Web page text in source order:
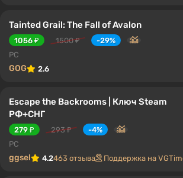
Tainted Grail: The Fall of Avalon
1056 ₽ 1500 ₽
-29%
PC
GOG 2.6
Escape the Backrooms | Ключ Steam
РФ+СНГ
279 ₽ 293 ₽
-4%
PC
ggsel 4.2463 отзыва Поддержка на